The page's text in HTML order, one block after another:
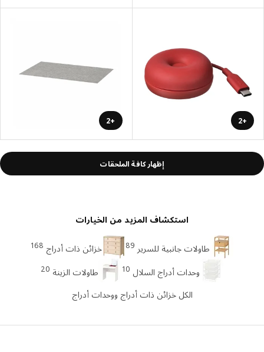
+2
+2
إظهار كافة الملحقات
استكشاف المزيد من الخيارات
طاولات جانبية للسرير خزائن ذات أدراج 168
وحدات أدراج السلال 10 طاولات الزينة 20
الكل خزائن ذات أدراج ووحدات أدراج